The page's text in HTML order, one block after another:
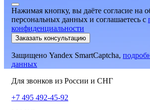
Нажимая кнопку, вы даёте согласие на
персональных данных и соглашаетесь c
конфиденциальности
Заказать консультацию
Защищено Yandex SmartCaptcha,
данных
Для звонков из России и СНГ
+7 495 492-45-92